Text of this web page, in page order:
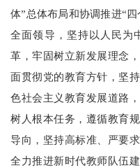
体”总体布局和协调推进“
全面领导，坚持以人民为
革，牢固树立新发展理念
面贯彻党的教育方针，坚
色社会主义教育发展道路
树人根本任务，遵循教育
导向，坚持高标准、严要
全力推进新时代教师队伍